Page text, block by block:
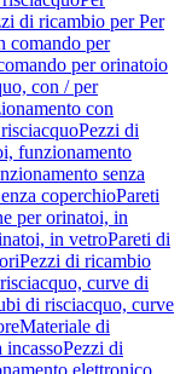
di ricambio per Per
comando per
per orinatoio
con / per
con
Pezzi di
funzionamento
senza
coperchioPareti
per orinatoi, in
in vetroPareti di
Pezzi di ricambio
curve di
di risciacquo, curve
Materiale di
incassoPezzi di
elettronico